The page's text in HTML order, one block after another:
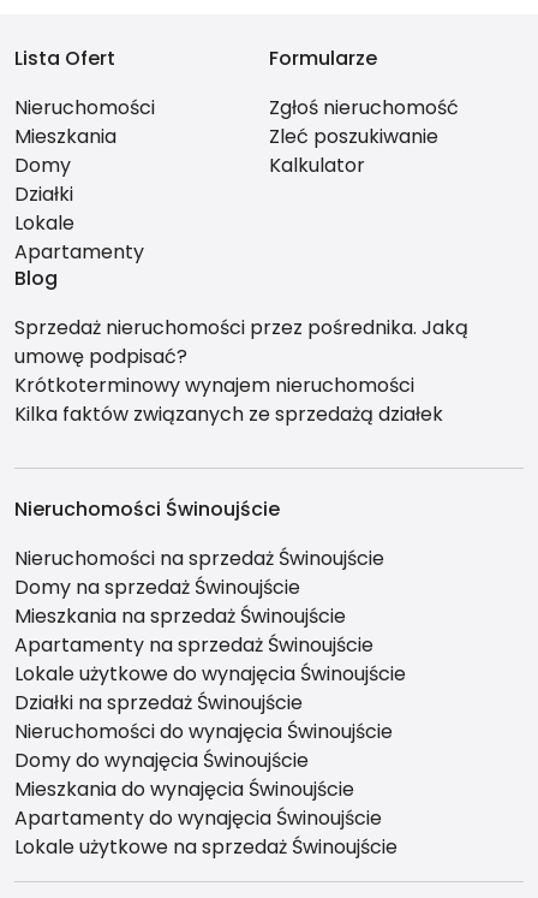
Lista Ofert
Nieruchomości
Mieszkania
Domy
Działki
Lokale
Apartamenty
Formularze
Zgłoś nieruchomość
Zleć poszukiwanie
Kalkulator
Blog
Sprzedaż nieruchomości przez pośrednika. Jaką
umowę podpisać?
Krótkoterminowy wynajem nieruchomości
Kilka faktów związanych ze sprzedażą działek
Nieruchomości Świnoujście
Nieruchomości na sprzedaż Świnoujście
Domy na sprzedaż Świnoujście
Mieszkania na sprzedaż Świnoujście
Apartamenty na sprzedaż Świnoujście
Lokale użytkowe do wynajęcia Świnoujście
Działki na sprzedaż Świnoujście
Nieruchomości do wynajęcia Świnoujście
Domy do wynajęcia Świnoujście
Mieszkania do wynajęcia Świnoujście
Apartamenty do wynajęcia Świnoujście
Lokale użytkowe na sprzedaż Świnoujście